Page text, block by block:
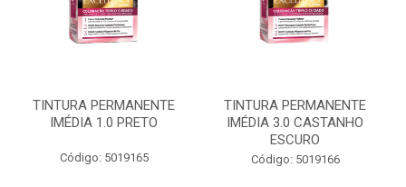
TINTURA PERMANENTE
IMÉDIA 1.0 PRETO
Código: 5019165
TINTURA PERMANENTE
IMÉDIA 3.0 CASTANHO
ESCURO
Código: 5019166